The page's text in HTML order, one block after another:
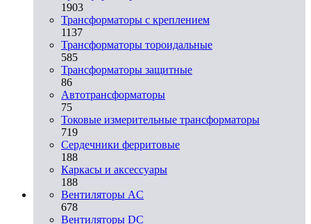
1903
Трансформаторы с креплением
1137
Трансформаторы тороидальные
585
Трансформаторы защитные
86
Автотрансформаторы
75
Токовые измерительные трансформаторы
719
Сердечники ферритовые
188
Каркасы и аксессуары
188
Вентиляторы AC
678
Вентиляторы DC